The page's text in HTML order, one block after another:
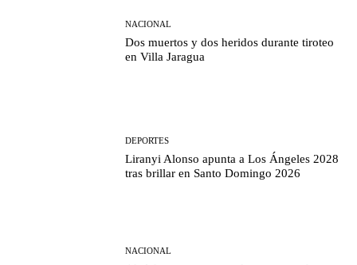
NACIONAL
Dos muertos y dos heridos durante tiroteo
en Villa Jaragua
DEPORTES
Liranyi Alonso apunta a Los Ángeles 2028
tras brillar en Santo Domingo 2026
NACIONAL